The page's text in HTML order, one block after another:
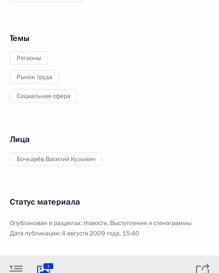
Темы
Регионы
Рынок труда
Социальная сфера
Лица
Бочкарёв Василий Кузьмич
Статус материала
Опубликован в разделах: Новости, Выступления и стенограммы
Дата публикации:4 августа 2009 года, 15:40
1